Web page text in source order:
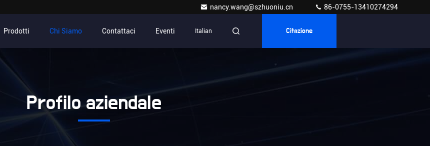
nancy.wang@szhuoniu.cn 86-0755-13410274294
Prodotti Chi Siamo Contattaci Eventi Italian Citazione
Profilo aziendale